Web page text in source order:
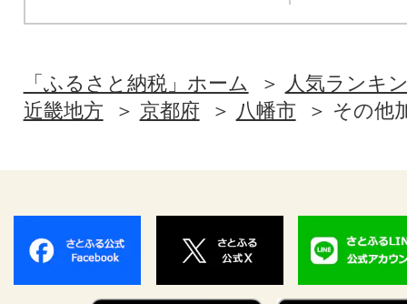
「ふるさと納税」ホーム
人気ランキ
近畿地方
京都府 八幡市 その他